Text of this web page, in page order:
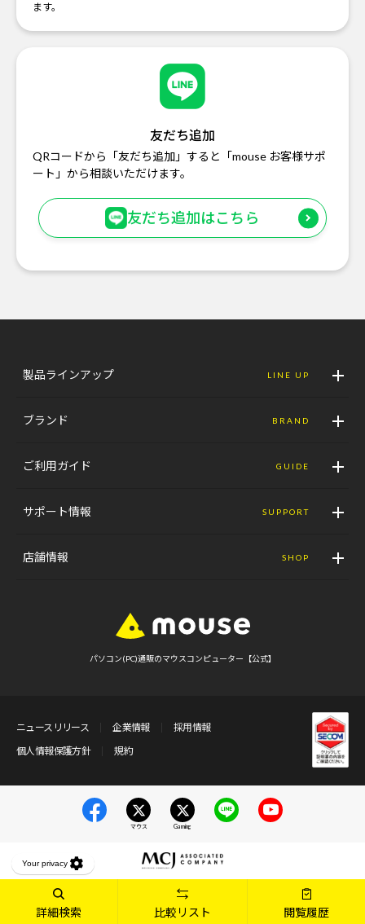
詳細検索 比較リスト 閲覧履歴
ます。
友だち追加
QRコードから「友だち追加」すると「mouse お客様サポ
ート」から相談いただけます。
友だち追加はこちら
製品ラインアップ LINE UP
ブランド BRAND
ご利用ガイド GUIDE
サポート情報 SUPPORT
店舗情報 SHOP
パソコン(PC)通販のマウスコンピューター【公式】
ニュースリリース 企業情報
採用情報
個人情報保護方針
規約
マウス Gaming